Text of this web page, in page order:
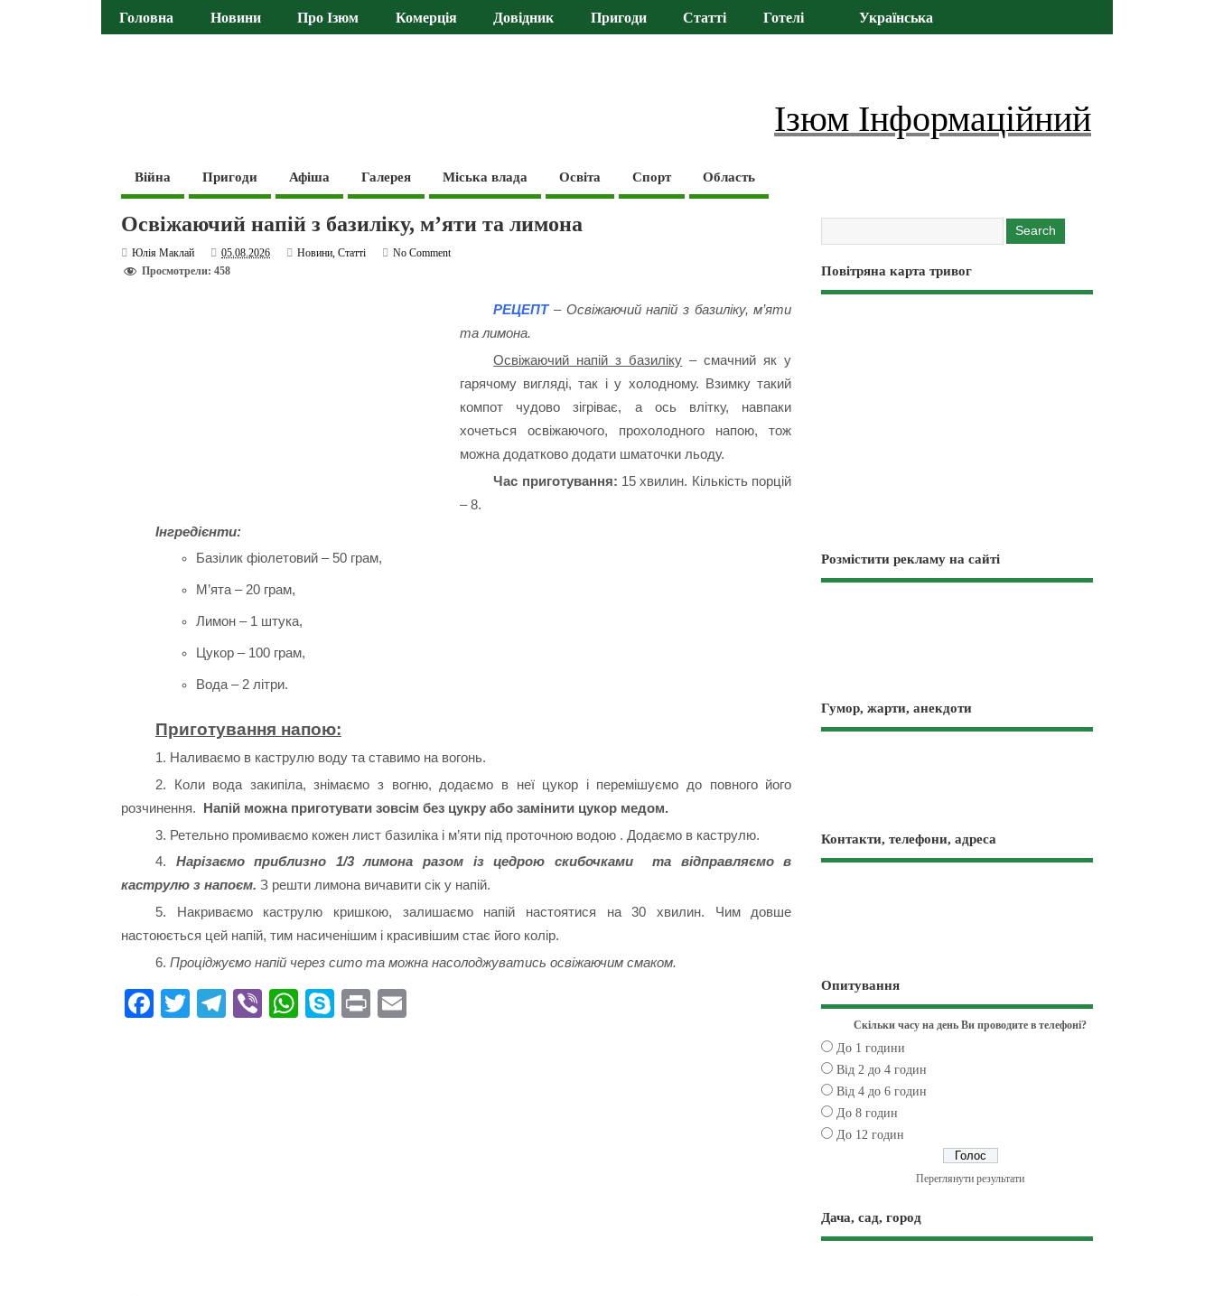
Головна Новини Про Ізюм Комерція Довідник Пригоди Статті Готелі Українська
Ізюм Інформаційний
Війна Пригоди Афіша Галерея Міська влада Освіта Спорт Область
Освіжаючий напій з базиліку, м’яти та лимона
Юлія Маклай 05.08.2026 Новини,Статті
No Comment
Просмотрели: 458
РЕЦЕПТ – Освіжаючий напій з базиліку, м’яти
та лимона.
Освіжаючий напій з базиліку –смачний як у
гарячому вигляді, так і у холодному. Взимку такий
компот чудово зігріває, а ось влітку, навпаки
хочеться освіжаючого, прохолодного напою, тож
можна додатково додати шматочки льоду.
Час приготування: 15 хвилин. Кількість порцій
– 8.
Інгредієнти:
Базілик фіолетовий – 50 грам,
М’ята – 20 грам,
Лимон – 1 штука,
Цукор – 100 грам,
Вода – 2 літри.
Приготування напою:
1. Наливаємо в каструлю воду та ставимо на вогонь.
2. Коли вода закипіла, знімаємо з вогню, додаємо в неї цукор і перемішуємо до повного його
розчинення. Напій можна приготувати зовсім без цукру або замінити цукор медом.
3. Ретельно промиваємо кожен лист базиліка і м’яти під проточною водою . Додаємо в каструлю.
4. Нарізаємо приблизно 1/3 лимона разом із цедрою скибочками та відправляємо в
каструлю з напоєм. З решти лимона вичавити сік у напій.
5. Накриваємо каструлю кришкою, залишаємо напій настоятися на 30 хвилин. Чим довше
настоюється цей напій, тим насиченішим і красивішим стає його колір.
6. Проціджуємо напій через сито та можна насолоджуватись освіжаючим смаком.
Fa T
Te Vi
W
S
Pr
Повітряна карта тривог
Розмістити рекламу на сайті
Гумор, жарти, анекдоти
Контакти, телефони, адреса
Опитування
Скільки часу на день Ви проводите в телефоні?
До 1 години
Від 2 до 4 годин
Від 4 до 6 годин
До 8 годин
До 12 годин
Переглянути результати
Дача, сад, город